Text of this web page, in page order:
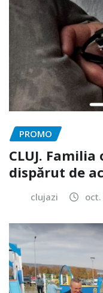
PROMO
CLUJ.
dispărut de
clujazi